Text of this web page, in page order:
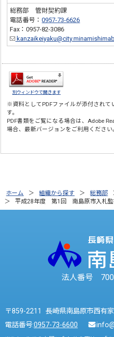
総務部 管財契約課
電話番号：0957-73-6626
Fax：0957-82-3086
別ウィンドウで開きます
※資料としてPDFファイルが添付されて
す。
PDF書類をご覧になる場合は、Adobe
場合、最新バージョンをご利用ください
ホーム 組織から探す 総務部
平成28年度 第1回 南島原市入札監
法人番号
〒859-2211 長崎県南島原市西有
電話番号:0957-73-6600